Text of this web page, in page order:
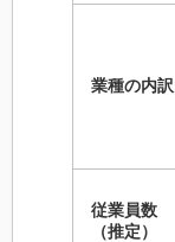
業種の内訳
従業員数
（推定）